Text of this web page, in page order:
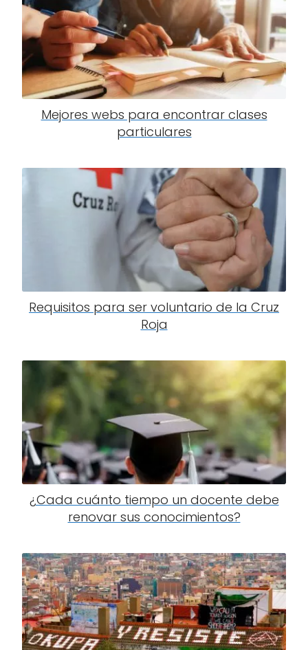
Mejores webs para encontrar clases
particulares
Requisitos para ser voluntario de la Cruz
Roja
¿Cada cuánto tiempo un docente debe
renovar sus conocimientos?